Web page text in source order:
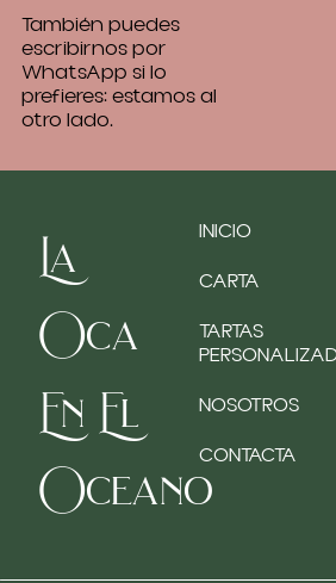
También puedes
escribirnos por
WhatsApp si lo
prefieres: estamos al
otro lado.
La
Oca
En El
Oceano
INICIO
CARTA
TARTAS
NOSOTROS
CONTACTA